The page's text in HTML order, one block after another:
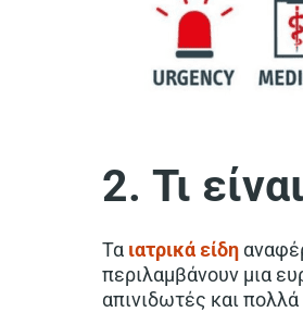
2. Τι
Τα ιατρικά είδη
περιλαμβάνουν μια
απινιδωτές και